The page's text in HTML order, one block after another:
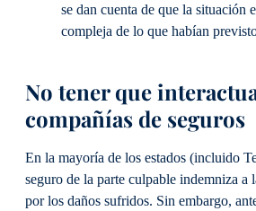
se dan cuenta de que la situación
compleja de lo que habían
No tener que
compañías de seguros
En la mayoría de los estados (incluido
seguro de la parte culpable indemniza a
por los daños sufridos. Sin embargo,